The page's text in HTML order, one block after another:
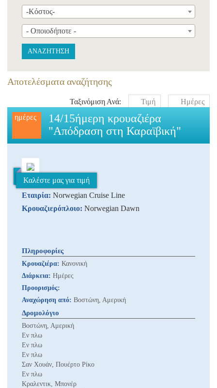
-Κόστος-
- Οποιοδήποτε -
ΑΝΑΖΗΤΗΣΗ
Αποτελέσματα αναζήτησης
Ταξινόμιση Ανά: Τιμή
Ημέρες
ημέρες
14/15ήμερη κρουαζιέρα
"Απόδραση στη Καραϊβική"
Εταιρία: Norwegian Cruise Line
Κρουαζιερόπλοιο: Norwegian Dawn
Καλέστε μας για τιμή
Πληροφορίες
Κρουαζιέρα: Κανονική
Διάρκεια: Ημέρες
Προορισμός:
Αναχώρηση από: Βοστώνη, Αμερική
Δρομολόγιο
Βοστώνη, Αμερική
Εν πλω
Εν πλω
Εν πλω
Σαν Χουάν, Πουέρτο Ρίκο
Εν πλω
Κραλεντικ, Μπονέρ